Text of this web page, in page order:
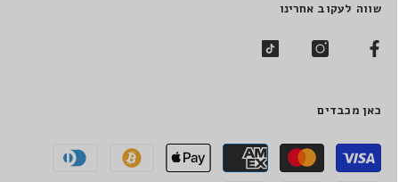
שווה לעקוב אחרינו
כאן מכבדים
שיטות
תשלום